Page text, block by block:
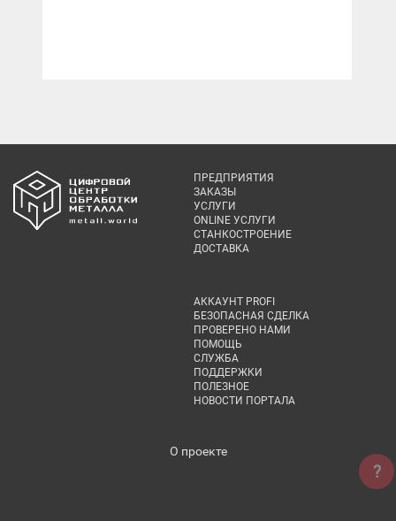
ПРЕДПРИЯТИЯ
ЗАКАЗЫ
УСЛУГИ
ONLINE УСЛУГИ
СТАНКОСТРОЕНИЕ
ДОСТАВКА
АККАУНТ PROFI
БЕЗОПАСНАЯ СДЕЛКА
ПРОВЕРЕНО НАМИ
ПОМОЩЬ
СЛУЖБА
ПОДДЕРЖКИ
ПОЛЕЗНОЕ
НОВОСТИ ПОРТАЛА
О проекте
?